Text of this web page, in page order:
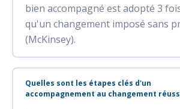
bien accompagné est adopté 3
qu'un changement imposé sans
(McKinsey).
Quelles sont les étapes clés d'un
accompagnement au changement